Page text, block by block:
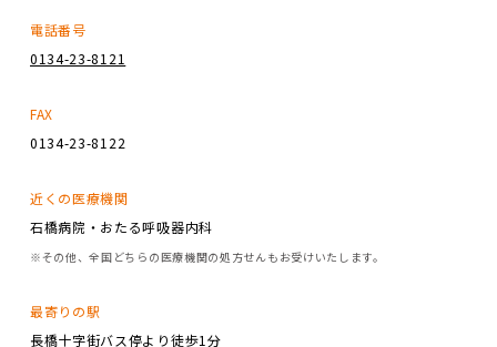
電話番号
0134-23-8121
FAX
0134-23-8122
近くの医療機関
石橋病院・おたる呼吸器内科
※その他、全国どちらの医療機関の処方せんもお受けいたします。
最寄りの駅
長橋十字街バス停より徒歩1分